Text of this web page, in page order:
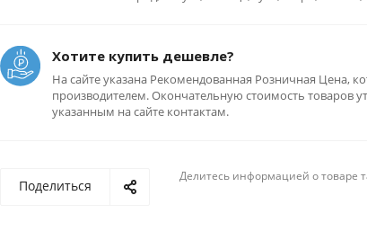
Хотите купить дешевле?
На сайте указана Рекомендованная Розничная Цена,
производителем. Окончательную стоимость товаров
указанным на сайте контактам.
Поделиться
Делитесь информацией о товаре